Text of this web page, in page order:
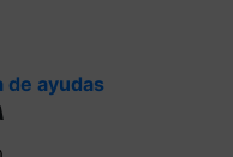
de ayudas